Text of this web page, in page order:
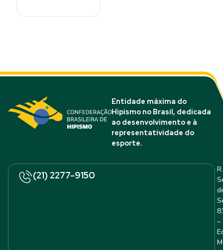
Entidade máxima do
Hipismo no Brasil, dedicada
ao desenvolvimento e à
representatividade do
esporte.
(21) 2277-9150
R.
–